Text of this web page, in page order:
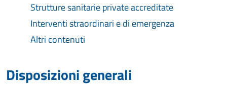
Strutture sanitarie private accreditate
Interventi straordinari e di emergenza
Altri contenuti
Disposizioni generali